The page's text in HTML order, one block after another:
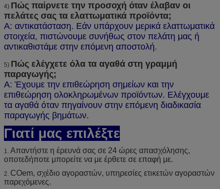
4) Πώς παίρνετε την προσοχή όταν έλαβαν οι
πελάτες σας τα ελαττωματικά προϊόντα;
Α: αντικατάσταση. Εάν υπάρχουν μερικά ελαττωματικά
στοιχεία, πιστώνουμε συνήθως στον πελάτη μας ή
αντικαθιστάμε στην επόμενη αποστολή.
5) Πώς ελέγχετε όλα τα αγαθά στη γραμμή
παραγωγής;
Α: Έχουμε την επιθεώρηση σημείων και την
επιθεώρηση ολοκληρωμένων προϊόντων. Ελέγχουμε
τα αγαθά όταν πηγαίνουν στην επόμενη διαδικασία
παραγωγής βημάτων.
Γιατί μας επιλέξτε
1. Απαντήστε η έρευνά σας σε 24 ώρες απασχόλησης,
οποτεδήποτε μπορείτε να με έρθετε σε επαφή με.
2. COem, σχέδιο αγοραστών, υπηρεσίες ετικετών αγοραστών
παρεχόμενες.